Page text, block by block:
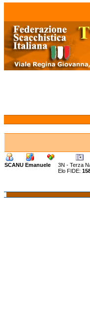
SCANU Emanuele
3N - Terza
Elo FIDE: